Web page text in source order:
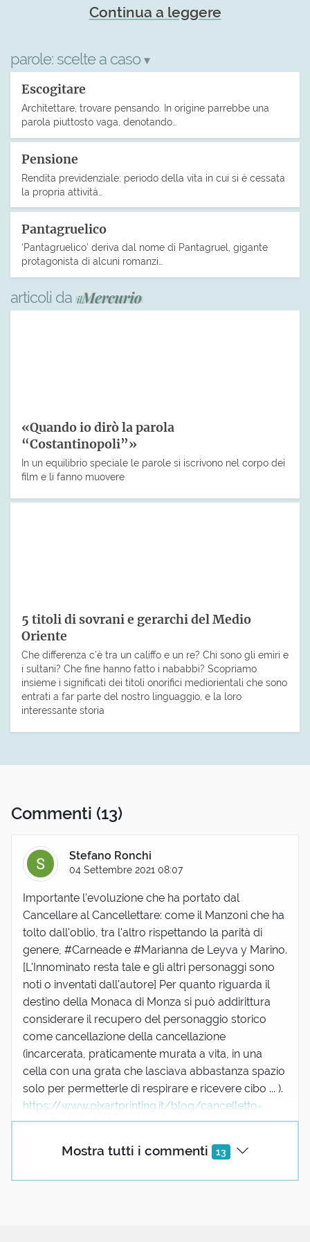
Continua a leggere
parole: scelte a caso ▾
Escogitare
Architettare, trovare pensando. In origine parrebbe una
parola piuttosto vaga, denotando…
Pensione
Rendita previdenziale; periodo della vita in cui si è cessata
la propria attività…
Pantagruelico
‘Pantagruelico’ deriva dal nome di Pantagruel, gigante
protagonista di alcuni romanzi…
articoli da
«Quando io dirò la parola
“Costantinopoli”»
In un equilibrio speciale le parole si iscrivono nel corpo dei
film e li fanno muovere
5 titoli di sovrani e gerarchi del Medio
Oriente
Che differenza c’è tra un califfo e un re? Chi sono gli emiri e
i sultani? Che fine hanno fatto i nababbi? Scopriamo
insieme i significati dei titoli onorifici mediorientali che sono
entrati a far parte del nostro linguaggio, e la loro
interessante storia
Commenti (13)
Mostra tutti i commenti 13
Stefano Ronchi
04 Settembre 2021 08:07
Importante l'evoluzione che ha portato dal
Cancellare al Cancellettare: come il Manzoni che ha
tolto dall'oblio, tra l'altro rispettando la parità di
genere, #Carneade e #Marianna de Leyva y Marino.
[L'Innominato resta tale e gli altri personaggi sono
noti o inventati dall'autore] Per quanto riguarda il
destino della Monaca di Monza si può addirittura
considerare il recupero del personaggio storico
come cancellazione della cancellazione
(incarcerata, praticamente murata a vita, in una
cella con una grata che lasciava abbastanza spazio
solo per permetterle di respirare e ricevere cibo ... ).
https://www.pixartprinting.it/blog/cancelletto-
segreti-simbolo/
3 reazioni